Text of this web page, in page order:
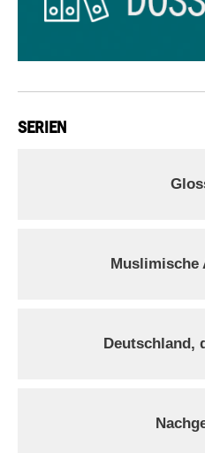
SERIEN
Muslimische
Deutschland,